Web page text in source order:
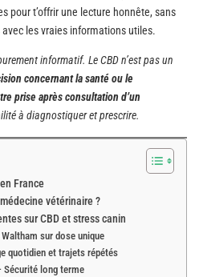
pour t’offrir une lecture honnête, sans
les vraies informations utiles.
informatif. Le CBD n’est pas un
concernant la santé ou le
prise après consultation d’un
à diagnostiquer et prescrire.
France
vétérinaire ?
sur CBD et stress canin
sur dose unique
quotidien et trajets répétés
long terme